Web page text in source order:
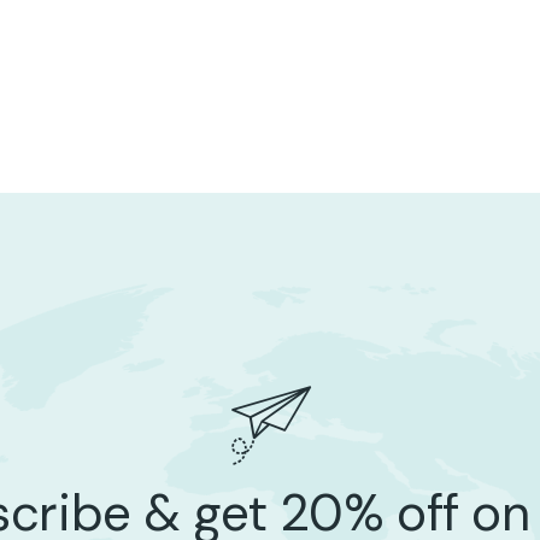
& get 20% off